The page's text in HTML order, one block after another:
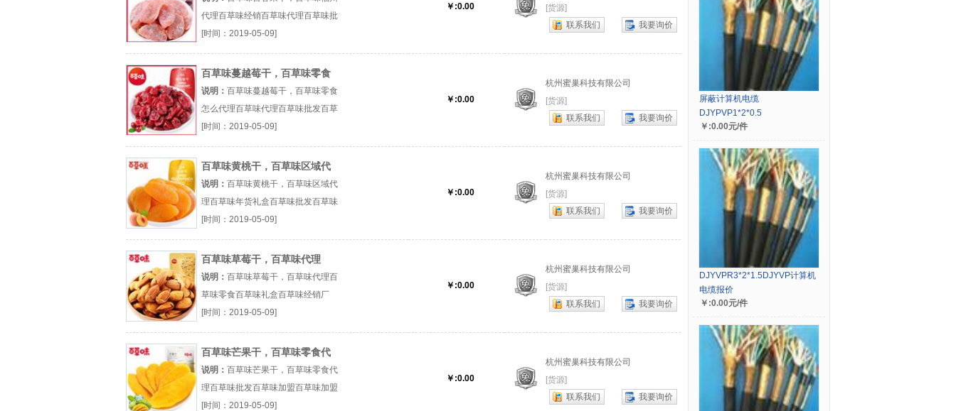
代理百草味经销百草味代理百草味批
发厂（...『百草味经销』
[时间：2019-05-09]
￥:0.00
[货源]
联系我们
我要询价
百草味蔓越莓干，百草味零食
怎么代理
说明： 百草味蔓越莓干，百草味零食
怎么代理百草味代理百草味批发百草
味加盟厂（...『百草味代理』
[时间：2019-05-09]
￥:0.00
杭州蜜巢科技有限公司
[货源]
联系我们
我要询价
百草味黄桃干，百草味区域代
理
说明： 百草味黄桃干，百草味区域代
理百草味年货礼盒百草味批发百草味
加盟厂（...『百草味年货礼盒』
[时间：2019-05-09]
￥:0.00
杭州蜜巢科技有限公司
[货源]
联系我们
我要询价
百草味草莓干，百草味代理
说明： 百草味草莓干，百草味代理百
草味零食百草味礼盒百草味经销厂
（...『百草味零食』
[时间：2019-05-09]
￥:0.00
杭州蜜巢科技有限公司
[货源]
联系我们
我要询价
百草味芒果干，百草味零食代
理
说明： 百草味芒果干，百草味零食代
理百草味批发百草味加盟百草味加盟
厂（...『百草味批发』
[时间：2019-05-09]
￥:0.00
杭州蜜巢科技有限公司
[货源]
联系我们
我要询价
屏蔽计算机电缆
DJYPVP1*2*0.5
￥:0.00元/件
DJYVPR3*2*1.5DJYVP计算机
电缆报价
￥:0.00元/件